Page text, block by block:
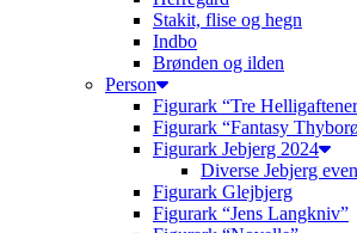
Stakit, flise og hegn
Indbo
Brønden og ilden
Person
Figurark “Tre
Figurark “Fantasy
Figurark Jebjerg 2024
Diverse Jebjerg
Figurark Glejbjerg
Figurark “Jens Langkniv”